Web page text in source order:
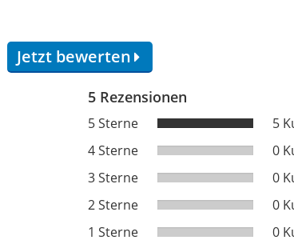
Jetzt bewerten
5 Rezensionen
5 Sterne
5
4 Sterne
0
3 Sterne
0
2 Sterne
0
1 Sterne
0